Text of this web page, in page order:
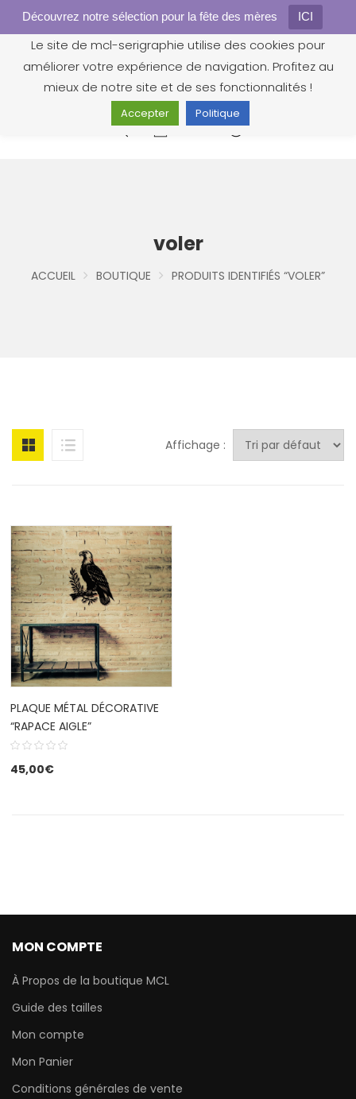
Découvrez notre sélection pour la fête des mères ICI
0
voler
ACCUEIL BOUTIQUE PRODUITS IDENTIFIÉS “VOLER”
Affichage :
PLAQUE MÉTAL DÉCORATIVE
“RAPACE AIGLE”
45,00€
Gestion des cookies
Le site de mcl-serigraphie utilise des cookies pour
améliorer votre expérience de navigation. Profitez au
mieux de notre site et de ses fonctionnalités !
Accepter Politique
MON COMPTE
À Propos de la boutique MCL
Guide des tailles
Mon compte
Mon Panier
Conditions générales de vente